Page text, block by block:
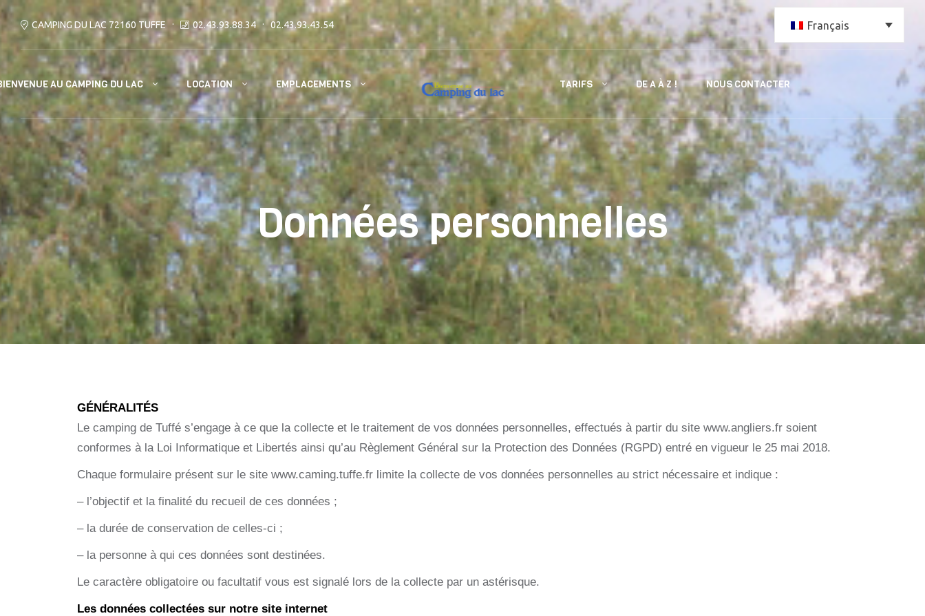
CAMPING DU LAC 72160 TUFFE 02.43.93.88.34 02.43.93.43.54 Français
AU CAMPING DU LAC LOCATION EMPLACEMENTS TARIFS DE A À Z ! NOUS CONTACTER
Données personnelles
GÉNÉRALITÉS
Le camping de Tuffé s’engage à ce que la collecte et le traitement de vos données personnelles, effectués à partir du site www.angliers.fr soient
conformes à la Loi Informatique et Libertés ainsi qu’au Règlement Général sur la Protection des Données (RGPD) entré en vigueur le 25 mai 2018.
Chaque formulaire présent sur le site www.caming.tuffe.fr limite la collecte de vos données personnelles au strict nécessaire et indique :
– l’objectif et la finalité du recueil de ces données ;
– la durée de conservation de celles-ci ;
– la personne à qui ces données sont destinées.
Le caractère obligatoire ou facultatif vous est signalé lors de la collecte par un astérisque.
Les données collectées sur notre site internet